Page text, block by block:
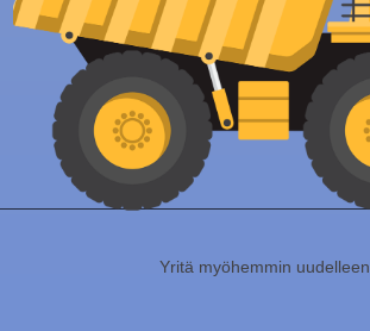
Yritä myöhemmin uudelleen.